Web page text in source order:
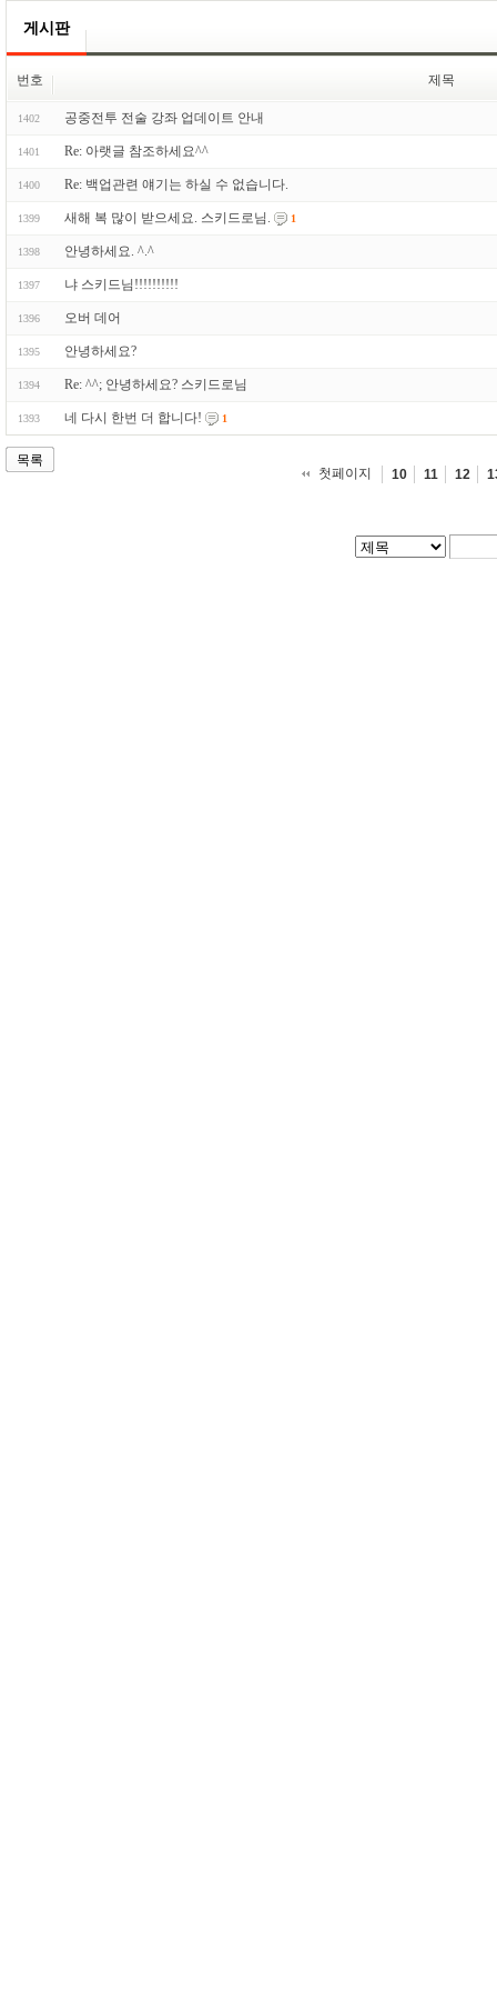
게시판
번호 제목
1402 공중전투 전술 강좌 업데이트 안내
1401 Re: 아랫글 참조하세요^^
1400 Re: 백업관련 얘기는 하실 수 없습니다.
1399 새해 복 많이 받으세요. 스키드로님. 1
1398 안녕하세요. ^.^
1397 냐 스키드님!!!!!!!!!!
1396 오버 데어
1395 안녕하세요?
1394 Re: ^^; 안녕하세요? 스키드로님
1393 네 다시 한번 더 합니다! 1
목록
첫페이지
10 11 12